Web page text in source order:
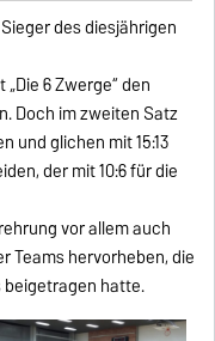
des diesjährigen
6 Zwerge“ den
Doch im zweiten Satz
und glichen mit 15:13
der mit 10:6 für die
vor allem auch
Teams hervorheben, die
beigetragen hatte.